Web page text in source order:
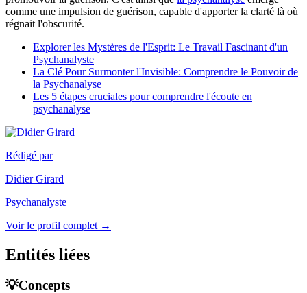
comme une impulsion de guérison, capable d'apporter la clarté là où
régnait l'obscurité.
Explorer les Mystères de l'Esprit: Le Travail Fascinant d'un
Psychanalyste
La Clé Pour Surmonter l'Invisible: Comprendre le Pouvoir de
la Psychanalyse
Les 5 étapes cruciales pour comprendre l'écoute en
psychanalyse
Rédigé par
Didier Girard
Psychanalyste
Voir le profil complet →
Entités liées
💡Concepts